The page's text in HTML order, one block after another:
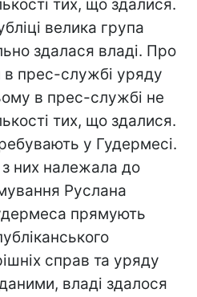
тих, що здалися.
велика група
здалася владі. Про
прес-службі уряду
в прес-службі не
тих, що здалися.
у Гудермесі.
них належала до
Руслана
прямують
справ та уряду
владі здалося